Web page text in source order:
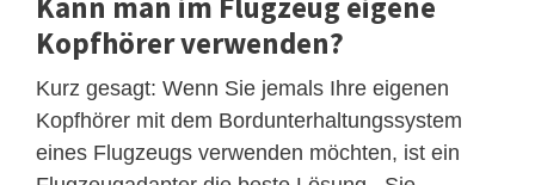
Kopfhörer verwenden?
Kurz gesagt: Wenn Sie jemals Ihre eigenen
Kopfhörer mit dem Bordunterhaltungssystem
eines Flugzeugs verwenden möchten, ist ein